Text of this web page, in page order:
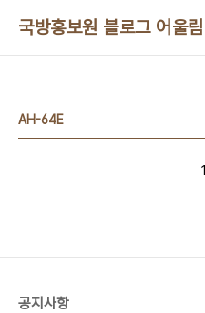
국방홍보원 블로그 어울림
AH-64E
1
공지사항